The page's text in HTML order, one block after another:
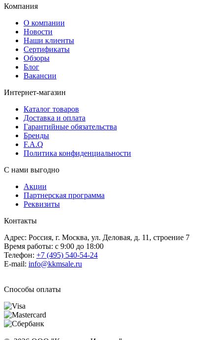
Компания
О компании
Новости
Наши клиенты
Сертификаты
Обзоры
Блог
Вакансии
Интернет-магазин
Каталог товаров
Доставка и оплата
Гарантийные обязательства
Бренды
F.A.Q
Политика конфиденциальности
С нами выгодно
Акции
Партнерская программа
Реквизиты
Контакты
Адрес: Россия, г. Москва, ул. Деловая, д. 11, строение 7
Время работы: с 9:00 до 18:00
Телефон: +7 (495) 540-54-24
E-mail: info@kkmsale.ru
Способы оплаты